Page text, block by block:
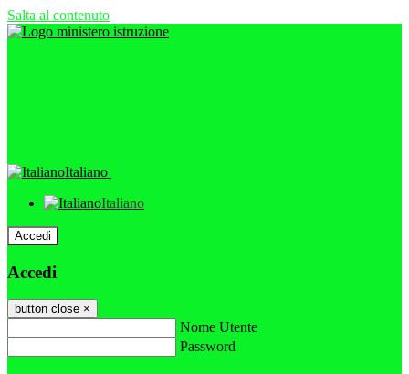
Salta al contenuto
Italiano
Italiano
Accedi
Accedi
button close ×
Nome Utente
Password